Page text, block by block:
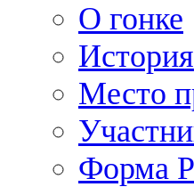
О гонке
История
Место
Форма